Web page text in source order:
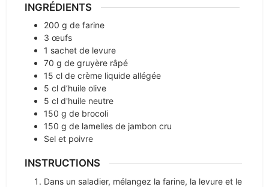
INGRÉDIENTS
200 g de farine
3 œufs
1 sachet de levure
70 g de gruyère râpé
15 cl de crème liquide allégée
5 cl d’huile olive
5 cl d'huile neutre
150 g de brocoli
150 g de lamelles de jambon cru
Sel et poivre
INSTRUCTIONS
Dans un saladier, mélangez la farine, la levure et le